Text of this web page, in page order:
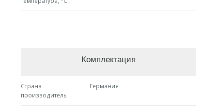
Комплектация
Страна
производитель
Германия